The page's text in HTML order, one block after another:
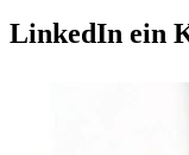
LinkedIn ein